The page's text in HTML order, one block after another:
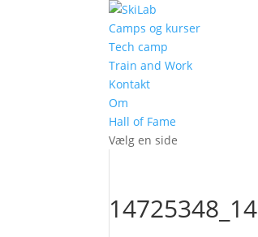
Camps og kurser
Tech camp
Train and Work
Kontakt
Om
Hall of Fame
Vælg en side